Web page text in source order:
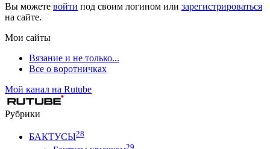
Вы можете войти под своим логином или зарегистрироваться
на сайте.
Мои сайты
Вязание и не только...
Все о воротничках
Мой канал на Rutube
Рубрики
БАКТУСЫ28
29